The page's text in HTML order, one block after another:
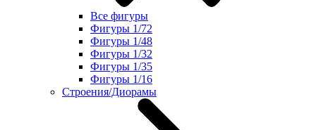
Все фигуры
Фигуры 1/72
Фигуры 1/48
Фигуры 1/32
Фигуры 1/35
Фигуры 1/16
Строения/Диорамы